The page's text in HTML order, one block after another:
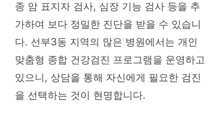
종 암 표지자 검사, 심장 기능 검사 등을 추
가하여 보다 정밀한 진단을 받을 수 있습니
다. 선부3동 지역의 많은 병원에서는 개인
맞춤형 종합 건강검진 프로그램을 운영하고
있으니, 상담을 통해 자신에게 필요한 검진
을 선택하는 것이 현명합니다.